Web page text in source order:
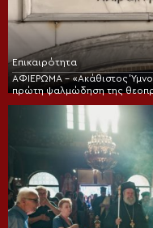
Επικαιρότητα
ΑΦΙΕΡΩΜΑ – «Ακάθιστος
πρώτη ψαλμώδηση της